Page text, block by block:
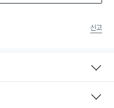
규격에 따라 제조되어 식품 또
품용기구라는 표시입니다.
신고